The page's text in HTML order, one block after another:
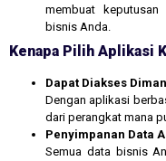
membuat
bisnis Anda.
Kenapa Pilih Aplikasi
Dapat Diakses
Dengan aplikasi
dari perangkat mana
Penyimpanan Data
Semua data bisnis